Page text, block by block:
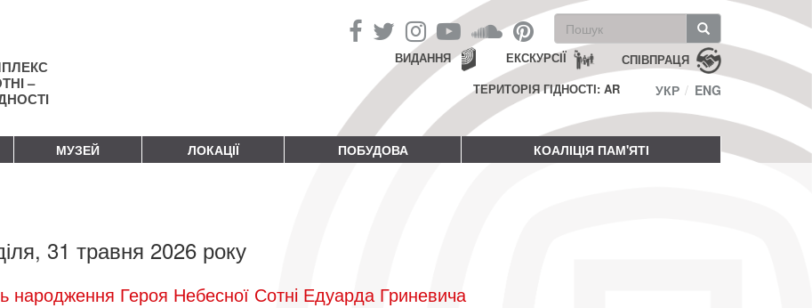
–
Пошукова
форма
Пошук СПІВПРАЦЯ
ЕКСКУРСІЇ
ВИДАННЯ
ТЕРИТОРІЯ ГІДНОСТІ: AR
УКР ENG
МУЗЕЙ ЛОКАЦІЇ ПОБУДОВА КОАЛІЦІЯ ПАМ'ЯТІ
31 травня 2026 року
народження Героя Небесної Сотні Едуарда Гриневича